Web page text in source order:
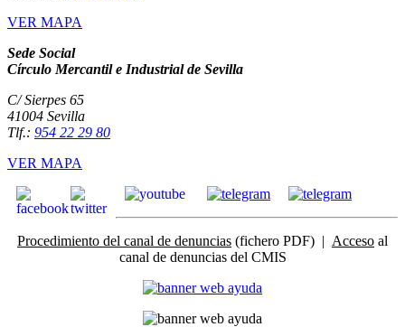
VER MAPA
Sede Social
Círculo Mercantil e Industrial de Sevilla
C/ Sierpes 65
41004 Sevilla
Tlf.: 954 22 29 80
VER MAPA
Procedimiento del canal de denuncias (fichero PDF) | Acceso al
canal de denuncias del CMIS